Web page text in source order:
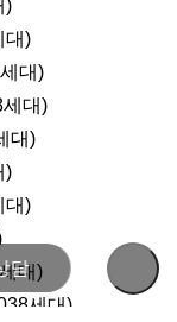
)
대)
대)
대)
대)
)
대)
대)
세대)
담